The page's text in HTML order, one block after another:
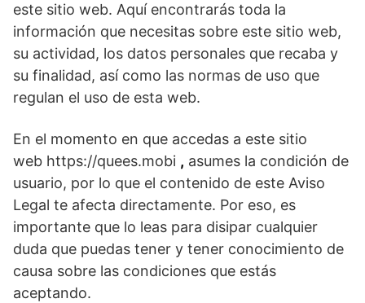
este sitio web. Aquí encontrarás toda la
información que necesitas sobre este sitio web,
su actividad, los datos personales que recaba y
su finalidad, así como las normas de uso que
regulan el uso de esta web.
En el momento en que accedas a este sitio
web https://quees.mobi , asumes la condición de
usuario, por lo que el contenido de este Aviso
Legal te afecta directamente. Por eso, es
importante que lo leas para disipar cualquier
duda que puedas tener y tener conocimiento de
causa sobre las condiciones que estás
aceptando.